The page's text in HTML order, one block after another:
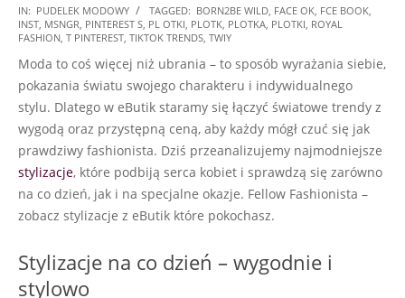
2025-
01-
IN: PUDELEK MODOWY TAGGED: BORN2BE WILD FACE OK FCE BOOK
INST MSNGR PINTEREST S PL OTKI PLOTK PLOTKA PLOTKI ROYAL
FASHION T PINTEREST TIKTOK TRENDS TWIY
Moda to coś więcej niż ubrania – to sposób wyrażania siebie,
pokazania światu swojego charakteru i indywidualnego
stylu. Dlatego w eButik staramy się łączyć światowe trendy z
wygodą oraz przystępną ceną, aby każdy mógł czuć się jak
prawdziwy fashionista. Dziś przeanalizujemy najmodniejsze
stylizacje, które podbiją serca kobiet i sprawdzą się zarówno
na co dzień, jak i na specjalne okazje. Fellow Fashionista –
zobacz stylizacje z eButik które pokochasz.
Stylizacje na co dzień – wygodnie i
stylowo